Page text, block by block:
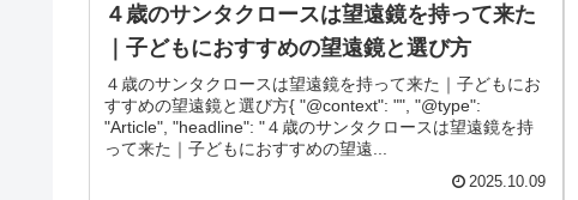
４歳のサンタクロースは望遠鏡を持って来た
｜子どもにおすすめの望遠鏡と選び方
４歳のサンタクロースは望遠鏡を持って来た｜子どもにお
すすめの望遠鏡と選び方{ "@context": "", "@type":
"Article", "headline": "４歳のサンタクロースは望遠鏡を持
って来た｜子どもにおすすめの望遠...
2025.10.09